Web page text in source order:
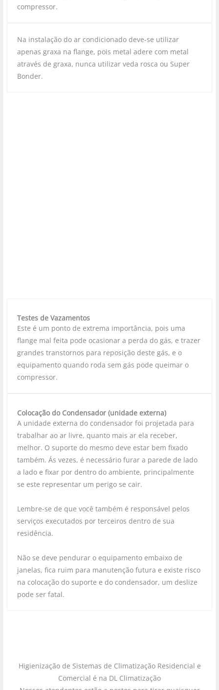
compressor.
Na instalação do ar condicionado deve-se utilizar
apenas graxa na flange, pois metal adere com metal
através de graxa, nunca utilizar veda rosca ou Super
Bonder.
Testes de Vazamentos
Este é um ponto de extrema importância, pois uma
flange mal feita pode ocasionar a perda do gás, e trazer
grandes transtornos para reposição deste gás, e o
equipamento quando roda sem gás pode queimar o
compressor.
Colocação do Condensador (unidade externa)
A unidade externa do condensador foi projetada para
trabalhar ao ar livre, quanto mais ar ela receber,
melhor. O suporte do mesmo deve estar bem fixado
também. Ás vezes, é necessário furar a parede de lado
a lado e fixar por dentro do ambiente, principalmente
se este representar um perigo se cair.
Lembre-se de que você também é responsável pelos
serviços executados por terceiros dentro de sua
residência.
Não se deve pendurar o equipamento embaixo de
janelas, fica ruim para manutenção futura e existe risco
na colocação do suporte e do condensador, um deslize
pode ser fatal.
Higienização de Sistemas de Climatização Residencial e
Comercial é na DL Climatização